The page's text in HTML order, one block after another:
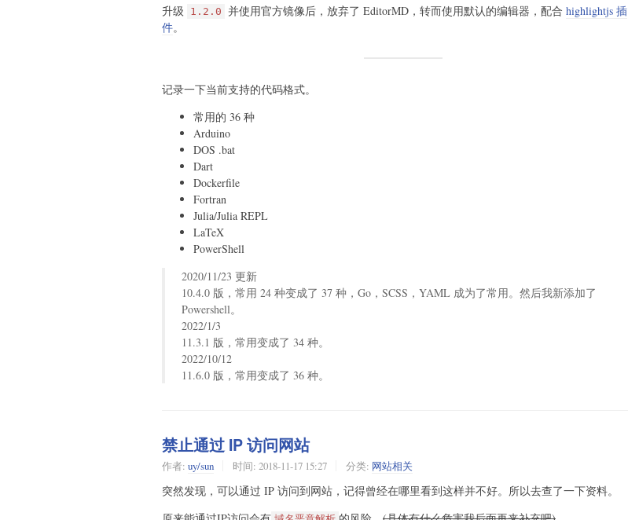
升级 1.2.0 并使用官方镜像后，放弃了 EditorMD，转而使用默认的编辑器，配合 highlightjs 插
件。
记录一下当前支持的代码格式。
常用的 36 种
Arduino
DOS .bat
Dart
Dockerfile
Fortran
Julia/Julia REPL
LaTeX
PowerShell
2020/11/23 更新
10.4.0 版，常用 24 种变成了 37 种，Go，SCSS，YAML 成为了常用。然后我新添加了
Powershell。
2022/1/3
11.3.1 版，常用变成了 34 种。
2022/10/12
11.6.0 版，常用变成了 36 种。
禁止通过 IP 访问网站
作者: uy/sun 时间: 2018-11-17 15:27 分类: 网站相关
突然发现，可以通过 IP 访问到网站，记得曾经在哪里看到这样并不好。所以去查了一下资料。